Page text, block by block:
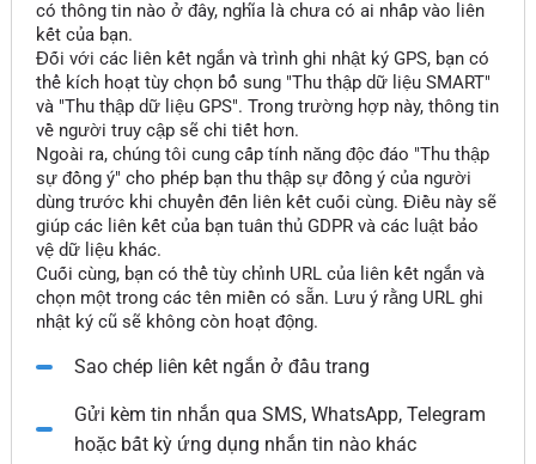
có thông tin nào ở đây, nghĩa là chưa có ai nhấp vào liên
kết của bạn.
Đối với các liên kết ngắn và trình ghi nhật ký GPS, bạn có
thể kích hoạt tùy chọn bổ sung "Thu thập dữ liệu SMART"
và "Thu thập dữ liệu GPS". Trong trường hợp này, thông tin
về người truy cập sẽ chi tiết hơn.
Ngoài ra, chúng tôi cung cấp tính năng độc đáo "Thu thập
sự đồng ý" cho phép bạn thu thập sự đồng ý của người
dùng trước khi chuyển đến liên kết cuối cùng. Điều này sẽ
giúp các liên kết của bạn tuân thủ GDPR và các luật bảo
vệ dữ liệu khác.
Cuối cùng, bạn có thể tùy chỉnh URL của liên kết ngắn và
chọn một trong các tên miền có sẵn. Lưu ý rằng URL ghi
nhật ký cũ sẽ không còn hoạt động.
Sao chép liên kết ngắn ở đầu trang
Gửi kèm tin nhắn qua SMS, WhatsApp, Telegram
hoặc bất kỳ ứng dụng nhắn tin nào khác